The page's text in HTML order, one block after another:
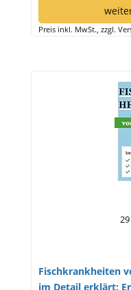
Preis inkl. MwSt., zzgl.
Fischkrankheiten
im Detail erklärt: